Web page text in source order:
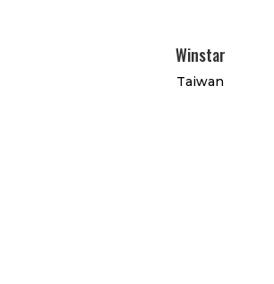
Winstar
Taiwan